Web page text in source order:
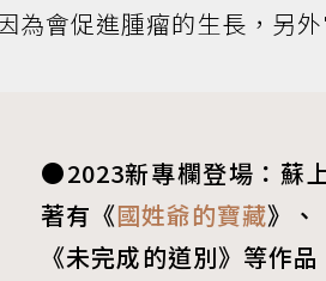
為會促進腫瘤的生長，另
●2023新專欄登場：蘇
著有《國姓爺的寶藏》、
《未完成的道別》等作